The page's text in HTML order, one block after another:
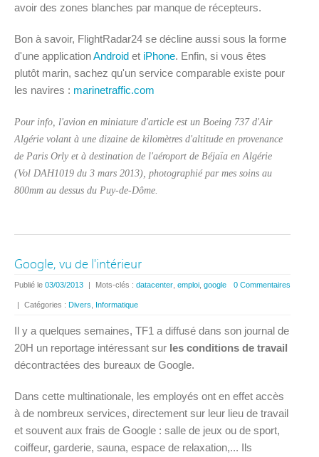
avoir des zones blanches par manque de récepteurs.
Bon à savoir, FlightRadar24 se décline aussi sous la forme
d'une applicationAndroid et iPhone. Enfin, si vous êtes
plutôt marin, sachez qu'un service comparable existe pour
les navires : marinetraffic.com
Pour info, l'avion en miniature d'article est un Boeing 737 d'Air
Algérie volant à une dizaine de kilomètres d'altitude en provenance
de Paris Orly et à destination de l'aéroport de Béjaïa en Algérie
(Vol DAH1019 du 3 mars 2013), photographié par mes soins au
800mm au dessus du Puy-de-Dôme.
Google, vu de l'intérieur
0 Commentaires
Publié le 03/03/2013 | Mots-clés : datacenter emploi google
| Catégories : Divers Informatique
Il y a quelques semaines, TF1 a diffusé dans son journal de
20H un reportage intéressant sur les conditions de travail
décontractées des bureaux de Google.
Dans cette multinationale, les employés ont en effet accès
à de nombreux services, directement sur leur lieu de travail
et souvent aux frais de Google : salle de jeux ou de sport,
coiffeur, garderie, sauna, espace de relaxation,... Ils